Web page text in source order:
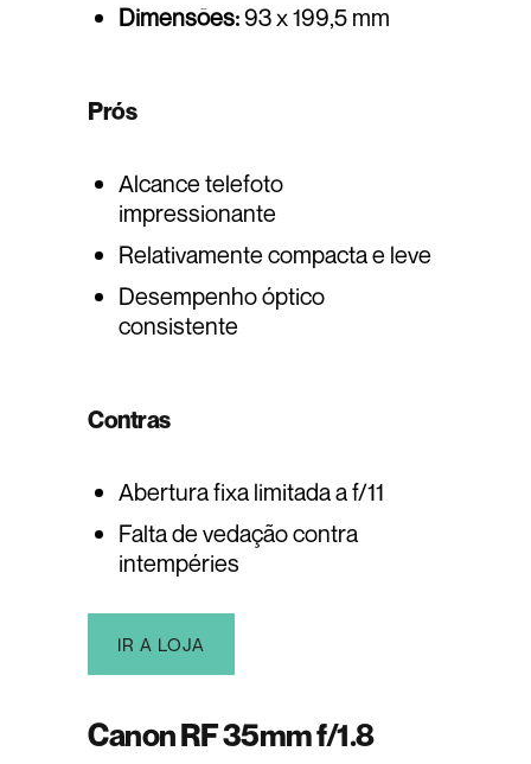
Dimensões:93 x 199,5 mm
Prós
Alcance telefoto
impressionante
Relativamente compacta e leve
Desempenho óptico
consistente
Contras
Abertura fixa limitada a f/11
Falta de vedação contra
intempéries
IR A LOJA
Canon RF 35mm f/1.8